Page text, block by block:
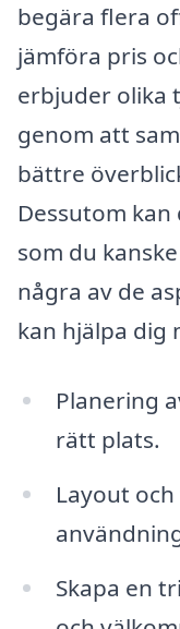
begära flera
jämföra pris
erbjuder olika
genom att
bättre
Dessutom
som du
några av de
kan hjälpa dig
Planering
rätt plats.
Layout
Skapa en